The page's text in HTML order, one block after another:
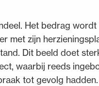
Het bedrag
met zijn
Dit beeld doet
waarbij reeds
tot gevolg